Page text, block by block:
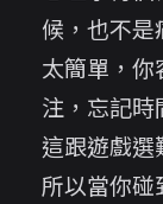
候，也不是
太簡單，
注，忘記時
這跟遊戲選
所以當你碰